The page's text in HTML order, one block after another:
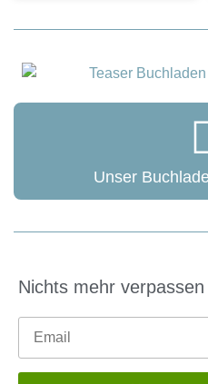
Unser
Nichts mehr verpassen